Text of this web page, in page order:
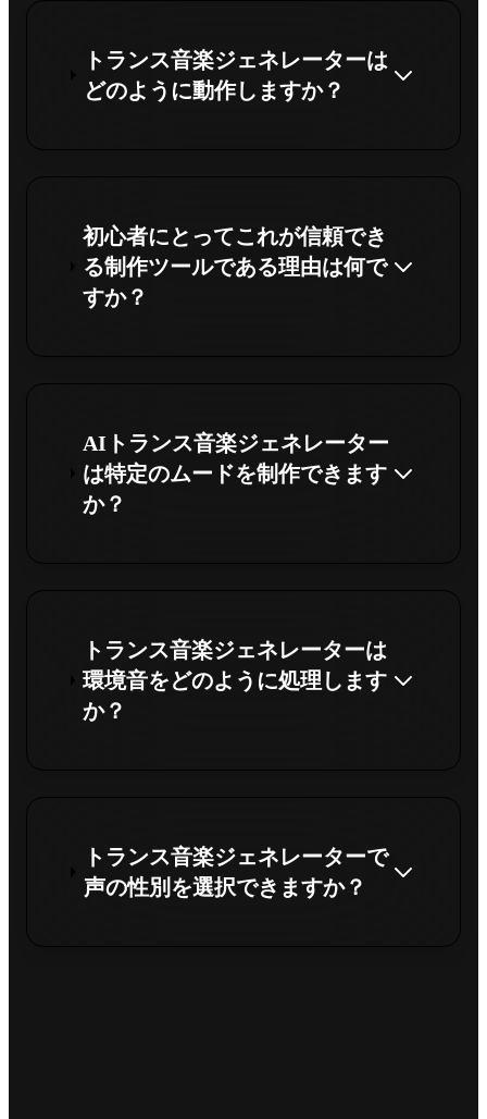
トランス音楽ジェネレーターは
どのように動作しますか？
初心者にとってこれが信頼でき
る制作ツールである理由は何で
すか？
AIトランス音楽ジェネレーター
は特定のムードを制作できます
か？
トランス音楽ジェネレーターは
環境音をどのように処理します
か？
トランス音楽ジェネレーターで
声の性別を選択できますか？